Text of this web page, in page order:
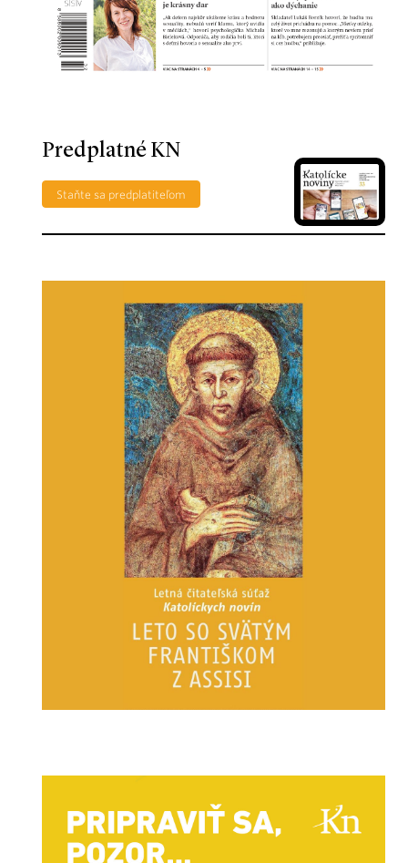
Predplatné KN
Staňte sa predplatiteľom